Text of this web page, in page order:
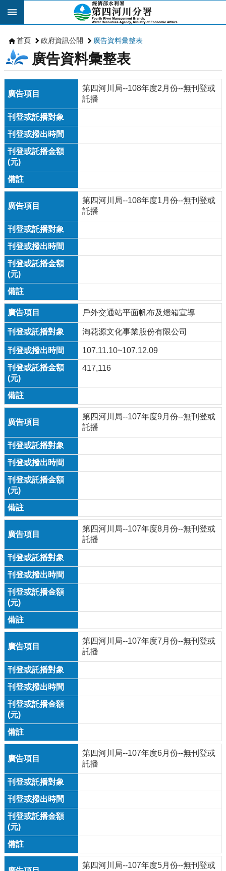
跳到主要內容區塊
首頁 政府資訊公開 廣告資料彙整表
廣告資料彙整表
第四河川局--108年度2月份--無刊登或
託播
第四河川局--108年度1月份--無刊登或
託播
戶外交通站平面帆布及燈箱宣導
淘花源文化事業股份有限公司
107.11.10~107.12.09
417,116
第四河川局--107年度9月份--無刊登或
託播
第四河川局--107年度8月份--無刊登或
託播
第四河川局--107年度7月份--無刊登或
託播
第四河川局--107年度6月份--無刊登或
託播
第四河川局--107年度5月份--無刊登或